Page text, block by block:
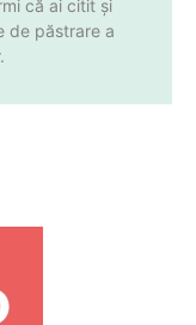
că ai citit și
de păstrare a